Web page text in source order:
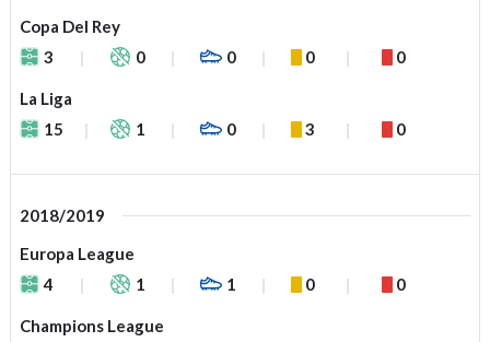
Copa Del Rey
3
0 0 0 0
La Liga
15
1 0 3 0
2018/2019
Europa League
4
1 1 0 0
Champions League